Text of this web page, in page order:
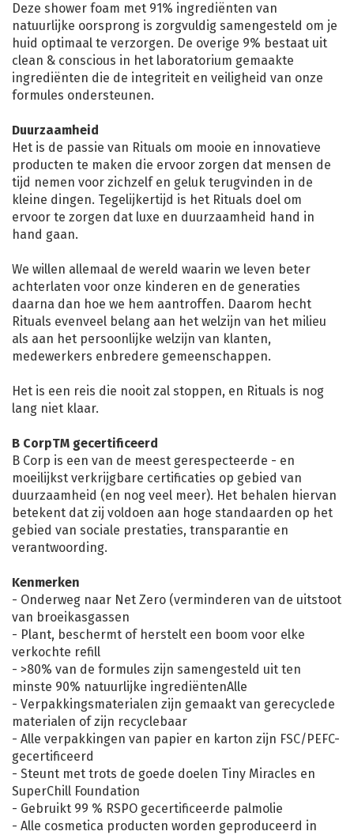
Deze shower foam met 91% ingrediënten van
natuurlijke oorsprong is zorgvuldig samengesteld om je
huid optimaal te verzorgen. De overige 9% bestaat uit
clean & conscious in het laboratorium gemaakte
ingrediënten die de integriteit en veiligheid van onze
formules ondersteunen.
Duurzaamheid
Het is de passie van Rituals om mooie en innovatieve
producten te maken die ervoor zorgen dat mensen de
tijd nemen voor zichzelf en geluk terugvinden in de
kleine dingen. Tegelijkertijd is het Rituals doel om
ervoor te zorgen dat luxe en duurzaamheid hand in
hand gaan.
We willen allemaal de wereld waarin we leven beter
achterlaten voor onze kinderen en de generaties
daarna dan hoe we hem aantroffen. Daarom hecht
Rituals evenveel belang aan het welzijn van het milieu
als aan het persoonlijke welzijn van klanten,
medewerkers enbredere gemeenschappen.
Het is een reis die nooit zal stoppen, en Rituals is nog
lang niet klaar.
B CorpTM gecertificeerd
B Corp is een van de meest gerespecteerde - en
moeilijkst verkrijgbare certificaties op gebied van
duurzaamheid (en nog veel meer). Het behalen hiervan
betekent dat zij voldoen aan hoge standaarden op het
gebied van sociale prestaties, transparantie en
verantwoording.
Kenmerken
- Onderweg naar Net Zero (verminderen van de uitstoot
van broeikasgassen
- Plant, beschermt of herstelt een boom voor elke
verkochte refill
- >80% van de formules zijn samengesteld uit ten
minste 90% natuurlijke ingrediëntenAlle
- Verpakkingsmaterialen zijn gemaakt van gerecyclede
materialen of zijn recyclebaar
- Alle verpakkingen van papier en karton zijn FSC/PEFC-
gecertificeerd
- Steunt met trots de goede doelen Tiny Miracles en
SuperChill Foundation
- Gebruikt 99 % RSPO gecertificeerde palmolie
- Alle cosmetica producten worden geproduceerd in